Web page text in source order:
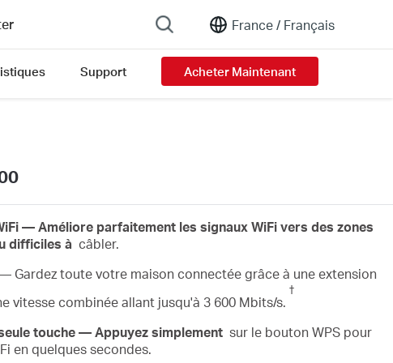
France / Français
Support Acheter Maintenant
— Améliore parfaitement les signaux WiFivers des zones
difficiles à câbler.
toute votre maison connectée grâce à une extension
vitesse combinée allant jusqu'à 3 600 Mbits/s.
†
touche— Appuyezsimplementsur le bouton WPS pour
en quelques secondes.